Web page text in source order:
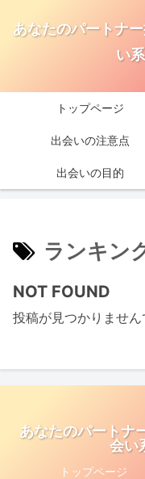
あなたのパートナ
い
トップページ
出会いの注意点
出会いの目的
ランキン
NOT FOUND
投稿が見つかりません
あなたのパートナ
会い
トップページ